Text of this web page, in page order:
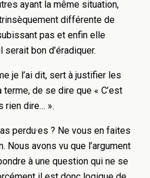
ayant la même situation,
différente de
pas et enfin elle
serait bon d’éradiquer.
je l’ai dit, sert à justifier les
de se dire que « C’est
rien dire… ».
perdu·es ? Ne vous en faites
Nous avons vu que l’argument
à une question qui ne se